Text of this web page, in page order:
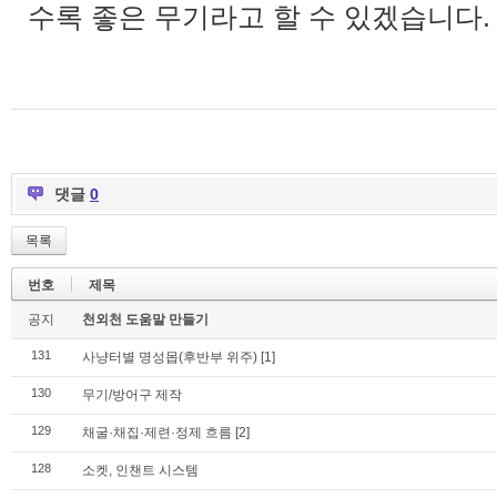
수록 좋은 무기라고 할 수 있겠습니다.
댓글 0
목록
번호 제목
공지 천외천 도움말 만들기
131 사냥터별 명성몹(후반부 위주) [1]
130 무기/방어구 제작
129 채굴·채집·제련·정제 흐름 [2]
128 소켓, 인챈트 시스템